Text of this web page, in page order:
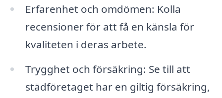
Erfarenhet och omdömen: Kolla
recensioner för att få en känsla för
kvaliteten i deras arbete.
Trygghet och försäkring: Se till att
städföretaget har en giltig försäkring,